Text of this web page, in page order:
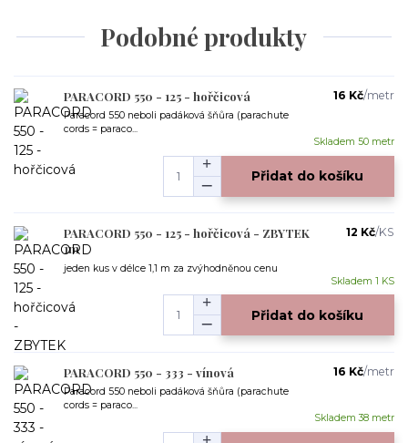
Podobné produkty
PARACORD 550 - 125 - hořčicová
Paracord 550 neboli padáková šňůra (parachute
cords = paraco...
16 Kč/metr
Skladem 50 metr
Přidat do košíku
PARACORD 550 - 125 - hořčicová - ZBYTEK
1m
jeden kus v délce 1,1 m za zvýhodněnou cenu
12 Kč/KS
Skladem 1 KS
Přidat do košíku
PARACORD 550 - 333 - vínová
Paracord 550 neboli padáková šňůra (parachute
cords = paraco...
16 Kč/metr
Skladem 38 metr